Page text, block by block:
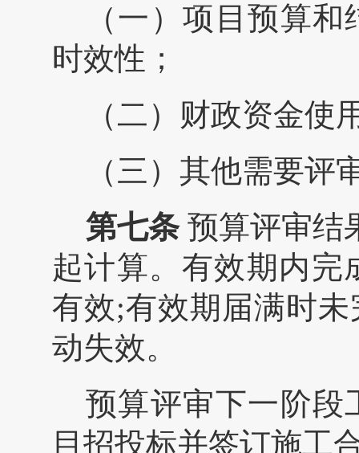
（一）项目预算
时效性；
（二）财政资金使
（三）其他需要评
第七条 预算评审结
起计算。有效期内完
有效;有效期届满时
动失效。
预算评审下一阶段
目招投标并签订施